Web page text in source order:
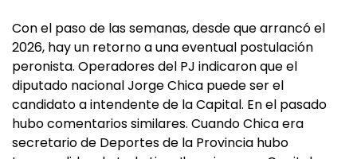
Con el paso de las semanas, desde que arrancó el
2026, hay un retorno a una eventual postulación
peronista. Operadores del PJ indicaron que el
diputado nacional Jorge Chica puede ser el
candidato a intendente de la Capital. En el pasado
hubo comentarios similares. Cuando Chica era
secretario de Deportes de la Provincia hubo